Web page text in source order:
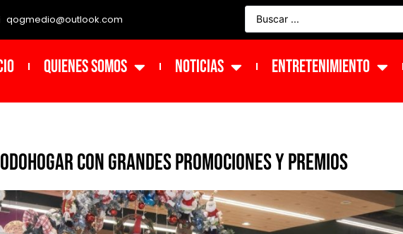
qogmedio@outlook.com
Quienes Somos NOTICIAS ENTRETENIMIENTO
con grandes promociones y premios